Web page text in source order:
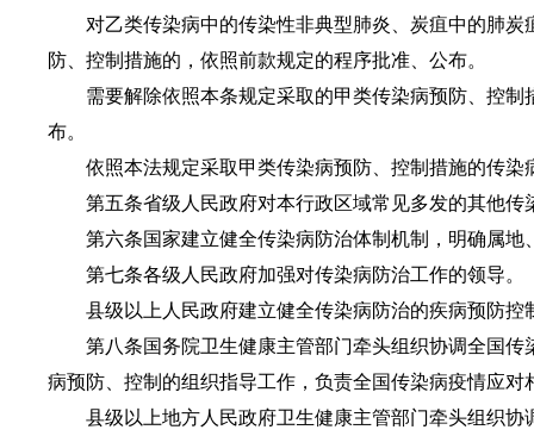
对乙类传染病中的传染性非典型肺炎、炭疽中的肺
防、控制措施的，依照前款规定的程序批准、公布。
需要解除依照本条规定采取的甲类传染病预防、控
布。
依照本法规定采取甲类传染病预防、控制措施的传
第五条省级人民政府对本行政区域常见多发的其他
第六条国家建立健全传染病防治体制机制，明确属
第七条各级人民政府加强对传染病防治工作的领导。
县级以上人民政府建立健全传染病防治的疾病预防
第八条国务院卫生健康主管部门牵头组织协调全国
病预防、控制的组织指导工作，负责全国传染病疫情应
县级以上地方人民政府卫生健康主管部门牵头组织